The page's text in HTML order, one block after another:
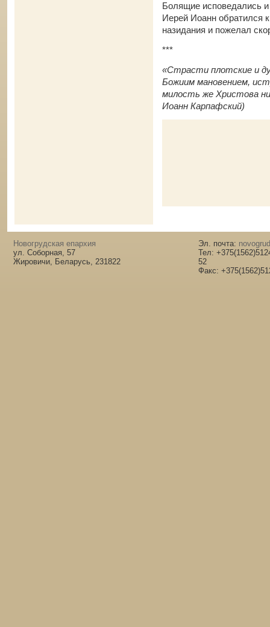
Болящие исповедались
Иерей Иоанн обратился
назидания и пожелал
***
«Страсти плотские и
Божиим мановением,
милость же Христова
Иоанн Карпафский)
Новогрудская епархия
ул. Соборная, 57
Жировичи, Беларусь, 231822
Эл. почта:
Тел:
52
Факс: